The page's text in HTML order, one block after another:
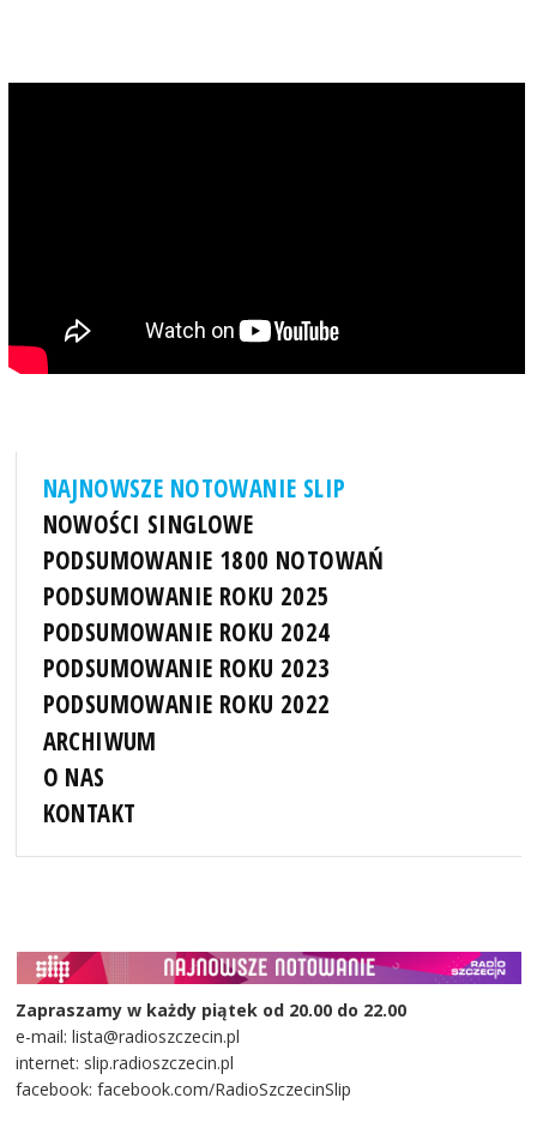
NAJNOWSZE NOTOWANIE SLIP
NOWOŚCI SINGLOWE
PODSUMOWANIE 1800 NOTOWAŃ
PODSUMOWANIE ROKU 2025
PODSUMOWANIE ROKU 2024
PODSUMOWANIE ROKU 2023
PODSUMOWANIE ROKU 2022
ARCHIWUM
O NAS
KONTAKT
Zapraszamy w każdy piątek od 20.00 do 22.00
e-mail: lista@radioszczecin.pl
internet: slip.radioszczecin.pl
facebook: facebook.com/RadioSzczecinSlip